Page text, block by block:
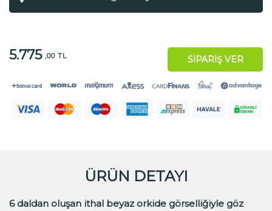
5.775 ,00 TL SİPARİŞ VER
ÜRÜN DETAYI
6 daldan oluşan ithal beyaz orkide görselliğiyle göz